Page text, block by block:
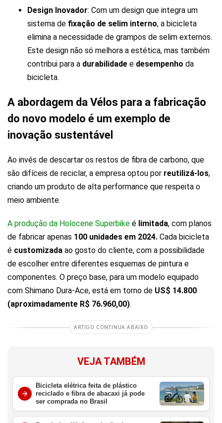
Design Inovador: Com um design que integra um
sistema de fixação de selim interno, a bicicleta
elimina a necessidade de grampos de selim externos.
Este design não só melhora a estética, mas também
contribui para a durabilidade e desempenho da
bicicleta.
A abordagem da Vélos para a fabricação
do novo modelo é um exemplo de
inovação sustentável
Ao invés de descartar os restos de fibra de carbono, que
são difíceis de reciclar, a empresa optou por reutilizá-los,
criando um produto de alta performance que respeita o
meio ambiente.
A produção da Holocene Superbike é limitada, com planos
de fabricar apenas 100 unidades em 2024. Cada bicicleta
é customizada ao gosto do cliente, com a possibilidade
de escolher entre diferentes esquemas de pintura e
componentes. O preço base, para um modelo equipado
com Shimano Dura-Ace, está em torno de US$ 14.800
(aproximadamente R$ 76.960,00).
ARTIGO CONTINUA ABAIXO
VEJA TAMBÉM
Bicicleta elétrica feita de plástico
reciclado e fibra de abacaxi já pode
ser comprada no Brasil